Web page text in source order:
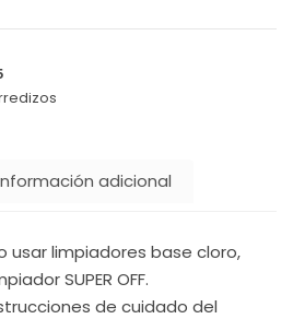
adicional
usar limpiadores base cloro,
SUPER OFF.
de cuidado del